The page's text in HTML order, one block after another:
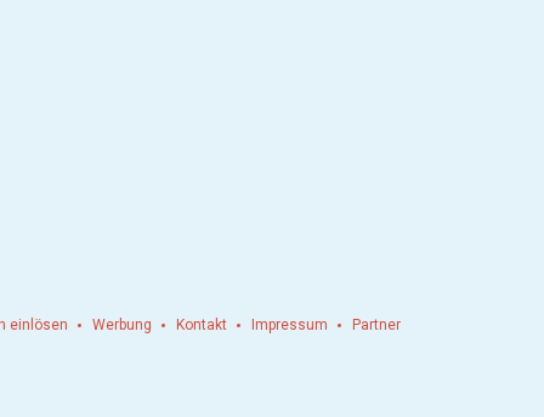
einlösen Werbung Kontakt Impressum Partner